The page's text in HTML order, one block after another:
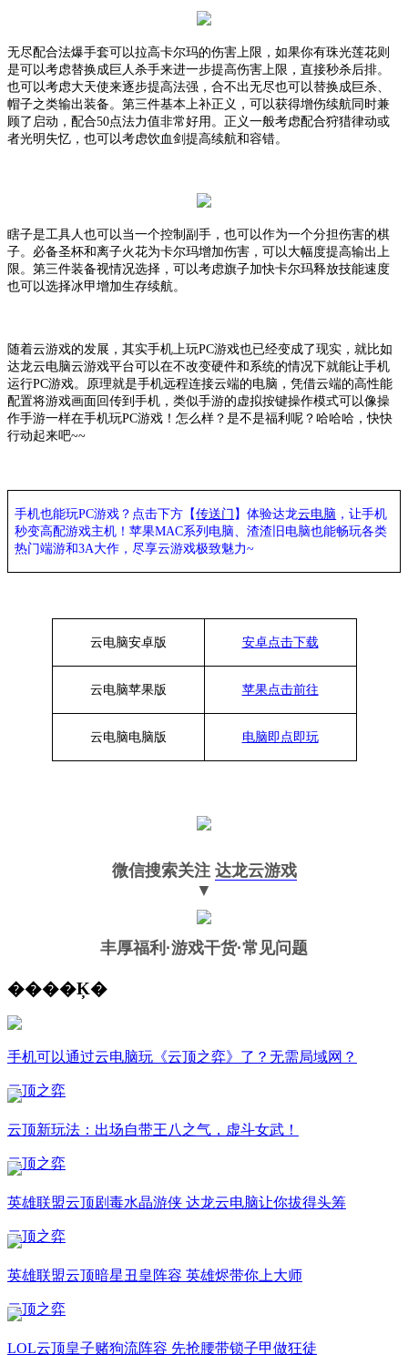
无尽配合法爆手套可以拉高卡尔玛的伤害上限，如果你有珠光莲花则
是可以考虑替换成巨人杀手来进一步提高伤害上限， 直接秒杀后排。
也可以考虑大天使来逐步提高法强 ， 合不出无尽也可以替换成巨杀、
帽子之类输出装备。第三件基本上补正义，可以获得增伤续航同时兼
顾了启动，配合50点法力值非常好用。正义一般考虑配合狩猎律动或
者光明失忆，也可以考虑饮血剑提高续航和容错。
瞎子是工具人也可以当一个控制副手， 也可以作为一个分担伤害的棋
子。必备圣杯和离子火花为卡尔玛增加伤害，可以大幅度提高输出上
限。第三件装备视情况选择，可以考虑旗子加快卡尔玛释放技能速度
也可以选择冰甲增加生存续航。
随着云游戏的发展，其实手机上玩PC游戏也已经变成了现实，就比如
达龙云电脑云游戏平台可以在不改变硬件和系统的情况下就能让手机
运行PC游戏。原理就是手机远程连接云端的电脑，凭借云端的高性能
配置将游戏画面回传到手机，类似手游的虚拟按键操作模式可以像操
作手游一样在手机玩PC游戏！怎么样？是不是福利呢？哈哈哈，快快
行动起来吧~~
手机也能玩PC游戏？点击下方【传送门 】体验达龙云电脑 ，让手机
秒变高配游戏主机 ！苹果MAC系列电脑、渣渣旧电脑也能畅玩各类
热门端游和3A大作， 尽享云游戏极致魅力~
云电脑安卓版 安卓点击下载
云电脑苹果版 苹果点击前往
云电脑电脑版 电脑即点即玩
微信搜索关注 达龙云游戏
▼
丰厚福利 ·游戏干货·常见问题
����Ķ�
手机可以通过云电脑玩《云顶之弈》了？无需局域网？
云顶之弈
云顶新玩法：出场自带王八之气，虚斗女武！
云顶之弈
英雄联盟云顶剧毒水晶游侠 达龙云电脑让你拔得头筹
云顶之弈
英雄联盟云顶暗星丑皇阵容 英雄烬带你上大师
云顶之弈
LOL云顶皇子赌狗流阵容 先抢腰带锁子甲做狂徒